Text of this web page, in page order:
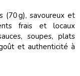
(70 g), savoureux et
frais et locaux
soupes, plats
et authenticité à